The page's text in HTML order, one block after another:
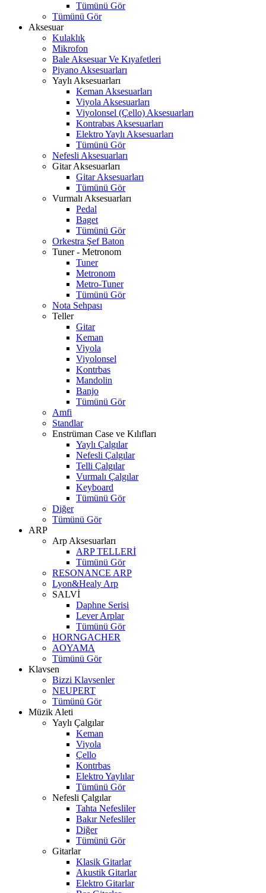
Tümünü Gör
Tümünü Gör
Aksesuar
Kulaklık
Mikrofon
Bale Aksesuar Ve Kıyafetleri
Piyano Aksesuarları
Yaylı Aksesuarları
Keman Aksesuarları
Viyola Aksesuarları
Viyolonsel (Çello) Aksesuarları
Kontrabas Aksesuarları
Elektro Yaylı Aksesuarları
Tümünü Gör
Nefesli Aksesuarları
Gitar Aksesuarları
Gitar Aksesuarları
Tümünü Gör
Vurmalı Aksesuarları
Pedal
Baget
Tümünü Gör
Orkestra Şef Baton
Tuner - Metronom
Tuner
Metronom
Metro-Tuner
Tümünü Gör
Nota Sehpası
Teller
Gitar
Keman
Viyola
Viyolonsel
Kontrbas
Mandolin
Banjo
Tümünü Gör
Amfi
Standlar
Enstrüman Case ve Kılıfları
Yaylı Çalgılar
Nefesli Çalgılar
Telli Çalgılar
Vurmalı Çalgılar
Keyboard
Tümünü Gör
Diğer
Tümünü Gör
ARP
Arp Aksesuarları
ARP TELLERİ
Tümünü Gör
RESONANCE ARP
Lyon&Healy Arp
SALVİ
Daphne Serisi
Lever Arplar
Tümünü Gör
HORNGACHER
AOYAMA
Tümünü Gör
Klavsen
Bizzi Klavsenler
NEUPERT
Tümünü Gör
Müzik Aleti
Yaylı Çalgılar
Keman
Viyola
Çello
Kontrbas
Elektro Yaylılar
Tümünü Gör
Nefesli Çalgılar
Tahta Nefesliler
Bakır Nefesliler
Diğer
Tümünü Gör
Gitarlar
Klasik Gitarlar
Akustik Gitarlar
Elektro Gitarlar